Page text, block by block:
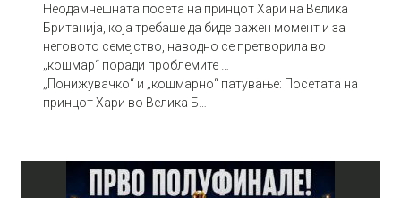
Неодамнешната посета на принцот Хари на Велика
Британија, која требаше да биде важен момент и за
неговото семејство, наводно се претворила во
„кошмар“ поради проблемите …
„Понижувачко“ и „кошмарно“ патување: Посетата на
принцот Хари во Велика Б…